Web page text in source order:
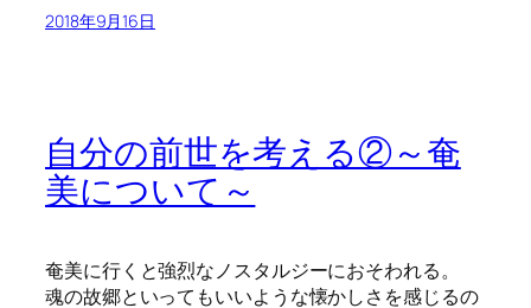
2018年9月16日
自分の前世を考える②～奄
美について～
奄美に行くと強烈なノスタルジーにおそわれる。
魂の故郷といってもいいような懐かしさを感じるの